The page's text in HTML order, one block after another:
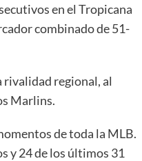
en el Tropicana
combinado de 51-
rivalidad regional, al
Marlins.
de toda la MLB.
y 24 de los últimos 31